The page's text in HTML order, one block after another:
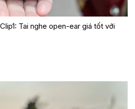
Tai nghe open-ear giá tốt với